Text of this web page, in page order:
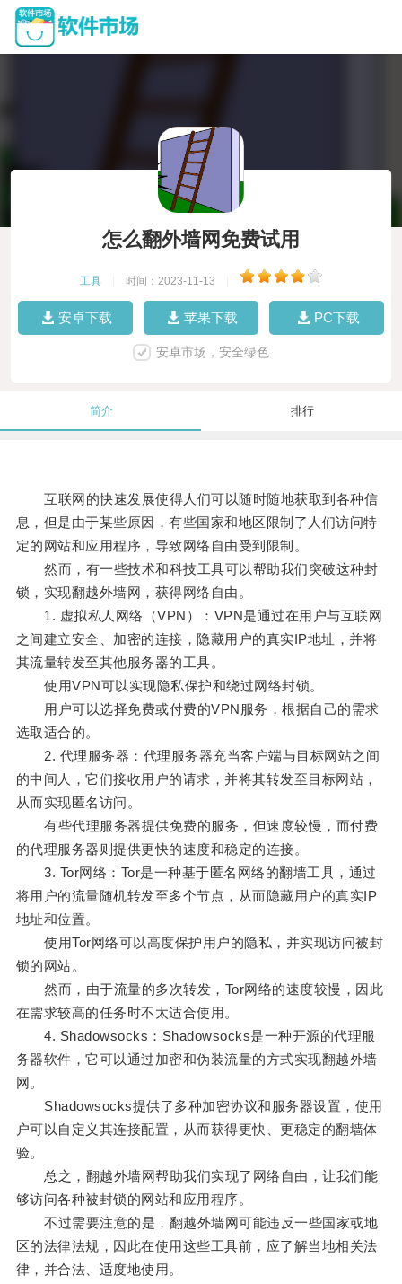
怎么翻外墙网免费试用
工具 时间：2023-11-13
安卓下载 苹果下载 PC下载
安卓市场，安全绿色
简介 排行
互联网的快速发展使得人们可以随时随地获取到各种信
息，但是由于某些原因，有些国家和地区限制了人们访问特
定的网站和应用程序，导致网络自由受到限制。
然而，有一些技术和科技工具可以帮助我们突破这种封
锁，实现翻越外墙网，获得网络自由。
1. 虚拟私人网络（VPN）：VPN是通过在用户与互联网
之间建立安全、加密的连接，隐藏用户的真实IP地址，并将
其流量转发至其他服务器的工具。
使用VPN可以实现隐私保护和绕过网络封锁。
用户可以选择免费或付费的VPN服务，根据自己的需求
选取适合的。
2. 代理服务器：代理服务器充当客户端与目标网站之间
的中间人，它们接收用户的请求，并将其转发至目标网站，
从而实现匿名访问。
有些代理服务器提供免费的服务，但速度较慢，而付费
的代理服务器则提供更快的速度和稳定的连接。
3. Tor网络：Tor是一种基于匿名网络的翻墙工具，通过
将用户的流量随机转发至多个节点，从而隐藏用户的真实IP
地址和位置。
使用Tor网络可以高度保护用户的隐私，并实现访问被封
锁的网站。
然而，由于流量的多次转发，Tor网络的速度较慢，因此
在需求较高的任务时不太适合使用。
4. Shadowsocks：Shadowsocks是一种开源的代理服
务器软件，它可以通过加密和伪装流量的方式实现翻越外墙
网。
Shadowsocks提供了多种加密协议和服务器设置，使用
户可以自定义其连接配置，从而获得更快、更稳定的翻墙体
验。
总之，翻越外墙网帮助我们实现了网络自由，让我们能
够访问各种被封锁的网站和应用程序。
不过需要注意的是，翻越外墙网可能违反一些国家或地
区的法律法规，因此在使用这些工具前，应了解当地相关法
律，并合法、适度地使用。